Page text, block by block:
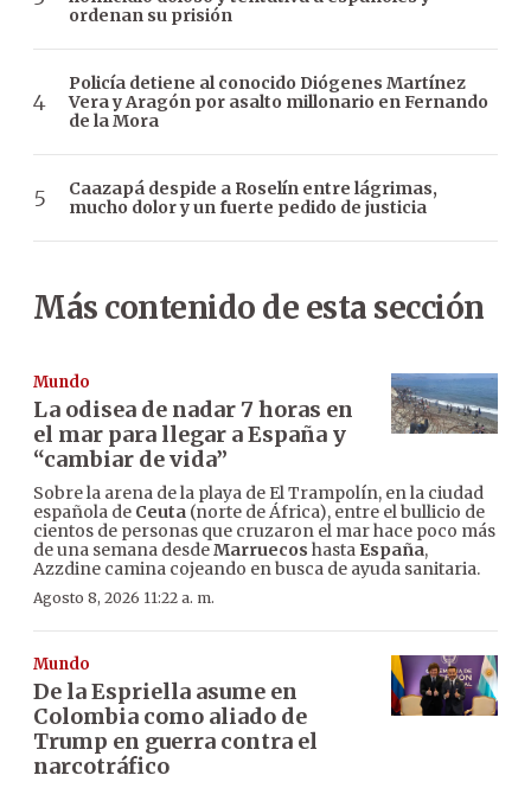
ordenan su prisión
Policía detiene al conocido Diógenes Martínez
Vera y Aragón por asalto millonario en Fernando
de la Mora
Caazapá despide a Roselín entre lágrimas,
mucho dolor y un fuerte pedido de justicia
Más contenido de esta sección
Mundo
La odisea de nadar 7 horas en
el mar para llegar a España y
“cambiar de vida”
Sobre la arena de la playa de El Trampolín, en la ciudad
española de Ceuta (norte de África), entre el bullicio de
cientos de personas que cruzaron el mar hace poco más
de una semana desdeMarruecos hasta España,
Azzdine camina cojeando en busca de ayuda sanitaria.
Agosto 8, 2026 11:22 a. m.
Mundo
De la Espriella asume en
Colombia como aliado de
Trump en guerra contra el
narcotráfico